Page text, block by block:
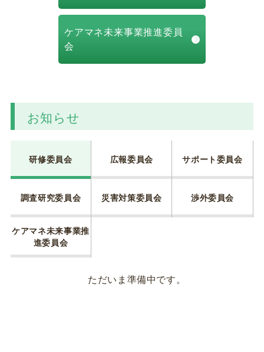
ケアマネ未来事業推進委員
会
お知らせ
研修委員会 広報委員会 サポート委員会
調査研究委員会 災害対策委員会 渉外委員会
ケアマネ未来事業推
進委員会
ただいま準備中です。